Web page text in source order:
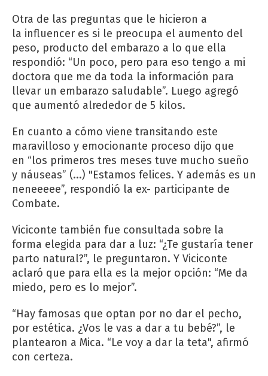
Otra de las preguntas que le hicieron a
la influencer es si le preocupa el aumento del
peso, producto del embarazo a lo que ella
respondió: “Un poco, pero para eso tengo a mi
doctora que me da toda la información para
llevar un embarazo saludable”. Luego agregó
que aumentó alrededor de 5 kilos.
En cuanto a cómo viene transitando este
maravilloso y emocionante proceso dijo que
en “los primeros tres meses tuve mucho sueño
y náuseas” (...) "Estamos felices. Y además es un
neneeeee”, respondió la ex- participante de
Combate.
Viciconte también fue consultada sobre la
forma elegida para dar a luz: “¿Te gustaría tener
parto natural?”, le preguntaron. Y Viciconte
aclaró que para ella es la mejor opción: “Me da
miedo, pero es lo mejor”.
“Hay famosas que optan por no dar el pecho,
por estética. ¿Vos le vas a dar a tu bebé?”, le
plantearon a Mica. “Le voy a dar la teta", afirmó
con certeza.